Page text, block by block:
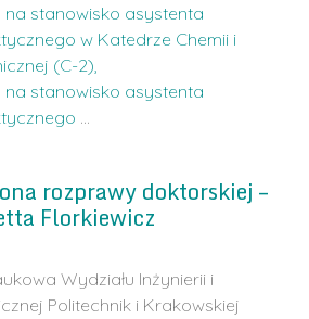
na stanowisko asystenta
w Katedrze Chemii i
(C-2),
na stanowisko asystenta
…
rozprawy doktorskiej –
Florkiewicz
Wydziału Inżynierii i
Politechnik i Krakowskiej